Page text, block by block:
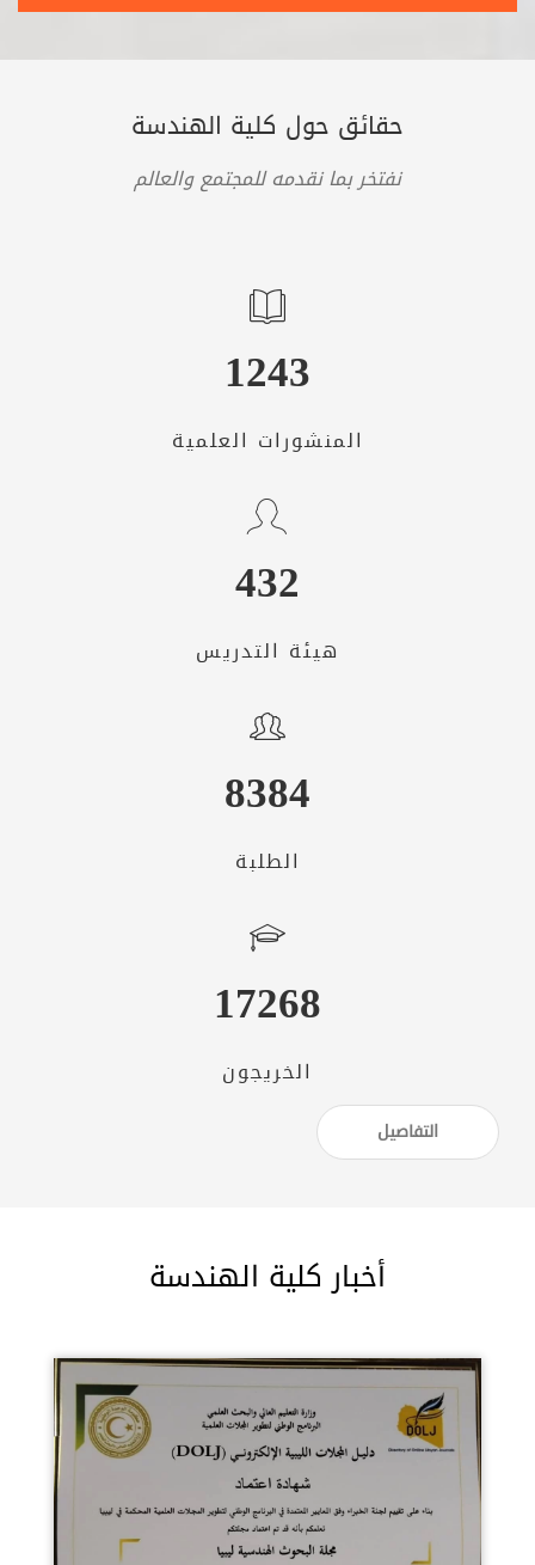
حقائق حول كلية الهندسة
نفتخر بما نقدمه للمجتمع والعالم
1243
المنشورات العلمية
432
هيئة التدريس
8384
الطلبة
17268
الخريجون
التفاصيل
أخبار كلية الهندسة